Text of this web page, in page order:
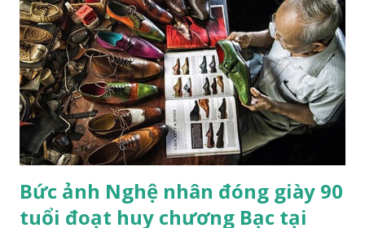
hoàn hảo cho mối quan hệ lý tưởng giữa con người và thiên
nhiên. Bức tranh gợi nhớ đến một tác phẩm nghệ thuật
khác: Chú hổ con đang chơi đùa với mẹ. Đây là tác phẩm của
họa sĩ trường phái lãng mạn người Pháp Eugene Delacroix,
người đã sử dụng một chú hổ nuôi nhốt tại sở thú và chú
mèo cưng của mình làm mẫu. "Trường phái lãng mạn trong
hội h...
Bức ảnh Nghệ nhân đóng giày 90
tuổi đoạt huy chương Bạc tại